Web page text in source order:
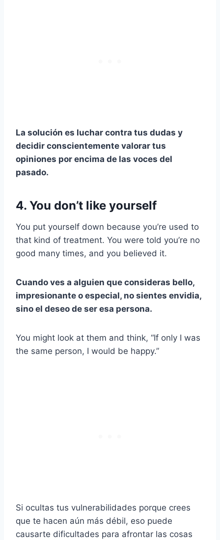
La solución es luchar contra tus dudas y
decidir conscientemente valorar tus
opiniones por encima de las voces del
pasado.
4. You don’t like yourself
You put yourself down because you’re used to
that kind of treatment. You were told you’re no
good many times, and you believed it.
Cuando ves a alguien que consideras bello,
impresionante o especial, no sientes envidia,
sino el deseo de ser esa persona.
You might look at them and think, “If only I was
the same person, I would be happy.”
Si ocultas tus vulnerabilidades porque crees
que te hacen aún más débil, eso puede
causarte dificultades para afrontar las cosas